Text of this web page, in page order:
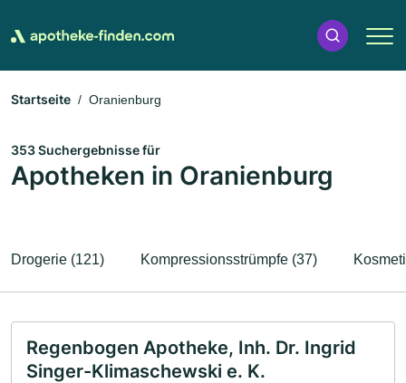
Startseite Oranienburg
353 Suchergebnisse für
Apotheken in Oranienburg
Drogerie (121) Kompressionsstrümpfe (37)
Regenbogen Apotheke, Inh. Dr. Ingrid
Singer-Klimaschewski e. K.